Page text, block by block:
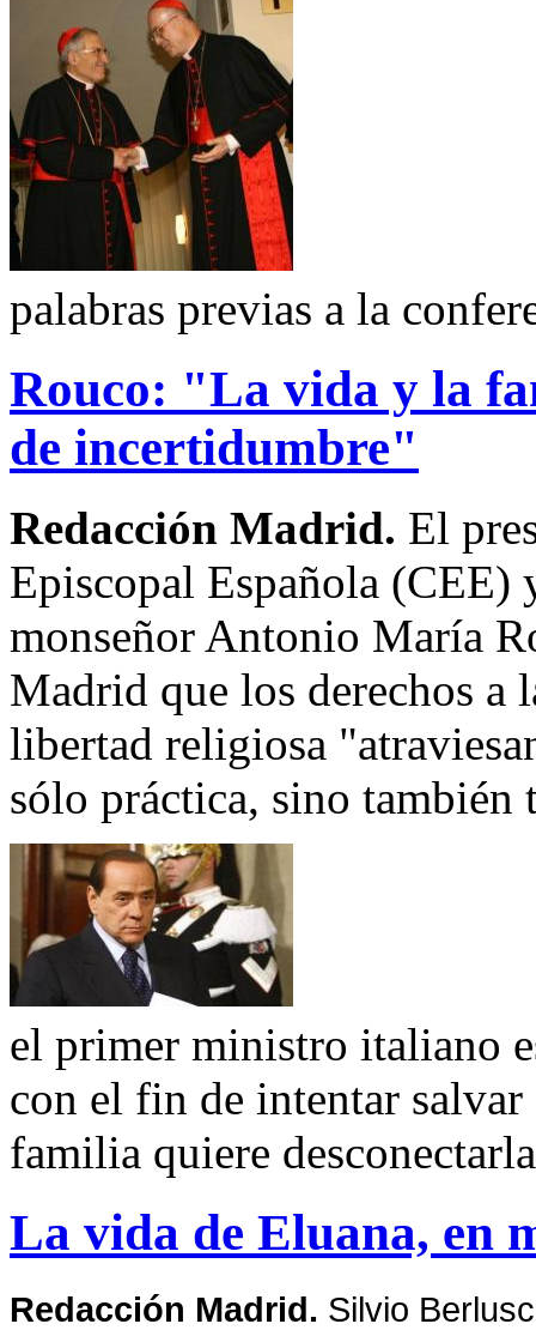
palabras previas a la
Rouco: "La vida y la
de incertidumbre"
Redacción Madrid. El
Episcopal Española (CEE)
monseñor Antonio María
Madrid que los derechos
libertad religiosa
sólo práctica, sino también
el primer ministro italiano
con el fin de intentar
familia quiere
La vida de Eluana, en
Redacción Madrid. Silvio